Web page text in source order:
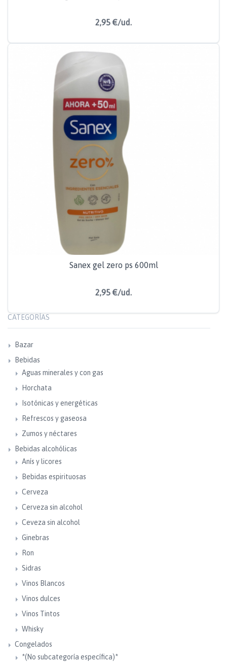
2,95 €/ud.
Sanex gel zero ps 600ml
2,95 €/ud.
CATEGORÍAS
Bazar
Bebidas
Aguas minerales y con gas
Horchata
Isotónicas y energéticas
Refrescos y gaseosa
Zumos y néctares
Bebidas alcohólicas
Anís y licores
Bebidas espirituosas
Cerveza
Cerveza sin alcohol
Ceveza sin alcohol
Ginebras
Ron
Sidras
Vinos Blancos
Vinos dulces
Vinos Tintos
Whisky
Congelados
*(No subcategoría específica)*